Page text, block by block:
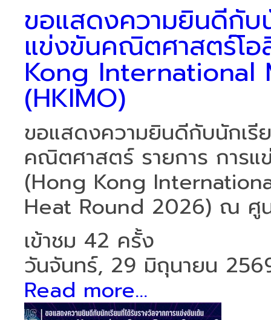
ขอแสดงความยินดีกับ
แข่งขันคณิตศาสตร์โอ
Kong International
(HKIMO)
ขอแสดงความยินดีกับนักเรี
คณิตศาสตร์ รายการ การ
(Hong Kong
Heat Round 2026) ณ ศู
เข้าชม 42 ครั้ง
วันจันทร์, 29 มิถุนายน
Read more...